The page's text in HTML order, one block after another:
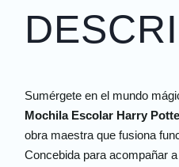
Sumérgete en el mundo
Mochila Escolar Harry
obra maestra que fusiona
Concebida para acompañar